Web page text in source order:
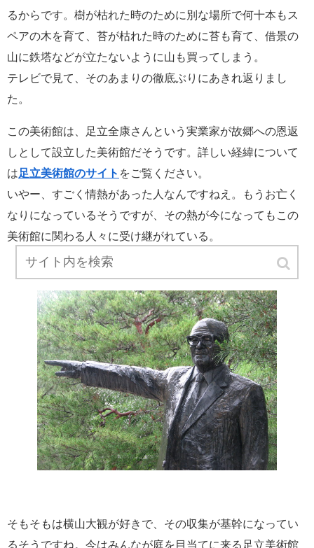
るからです。樹が枯れた時のために別な場所で何十本もス
ペアの木を育て、苔が枯れた時のために苔も育て、借景の
山に鉄塔などが立たないように山も買ってしまう。
テレビで見て、そのあまりの徹底ぶりにあきれ返りまし
た。
この美術館は、足立全康さんという実業家が故郷への恩返
しとして設立した美術館だそうです。詳しい経緯について
は足立美術館のサイト をご覧ください。
いやー、すごく情熱があった人なんですねえ。もうお亡く
なりになっているそうですが、その熱が今になってもこの
美術館に関わる人々に受け継がれている。
そもそもは横山大観が好きで、その収集が基幹になってい
るそうですね。今はみんなが庭を目当てに来る足立美術館